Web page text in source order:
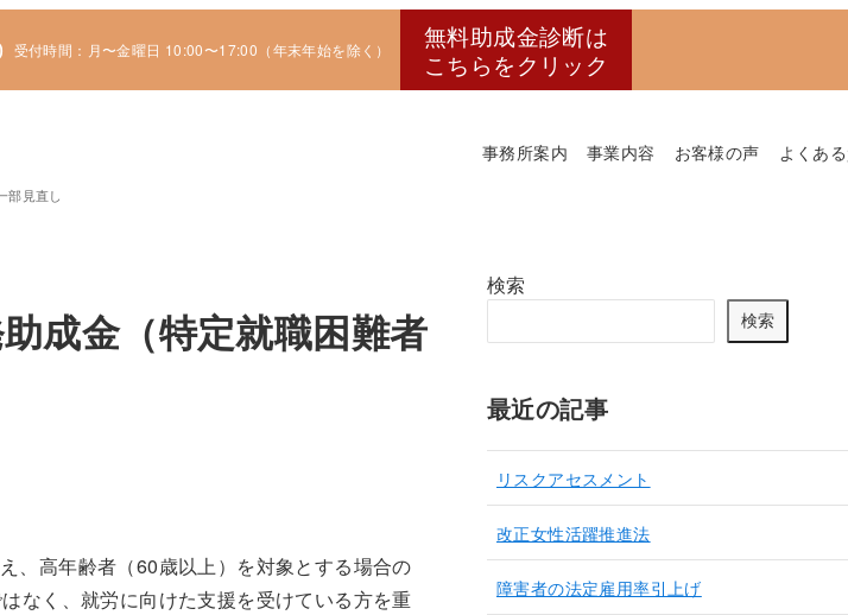
受付時間：月〜金曜日 10:00〜17:00（年末年始を除く）
無料助成金診断は
こちらをクリック
事務所案内 事業内容 お客様の声 よくあ
部見直し
成金（特定就職困難者
、高年齢者（60歳以上）を対象とする場合の
なく、就労に向けた支援を受けている方を重
検索
検索
最近の記事
リスクアセスメント
改正女性活躍推進法
障害者の法定雇用率引上げ